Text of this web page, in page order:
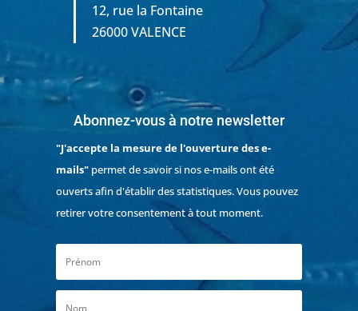
12, rue la Fontaine
26000 VALENCE
Abonnez-vous à notre newsletter
"J'accepte la mesure de l'ouverture des e-
mails"permet de savoir si nos e-mails ont été
ouverts afin d'établir des statistiques. Vous pouvez
retirer votre consentement à tout moment.